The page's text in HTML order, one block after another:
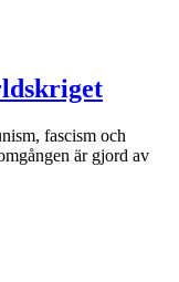
fascism och
är gjord av